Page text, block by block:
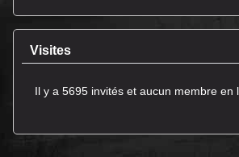
Visites
Il y a 5695 invités et aucun membre en